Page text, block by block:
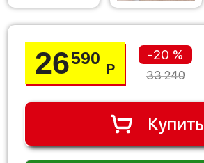
26590
Р
-20 %
33 240
Купить